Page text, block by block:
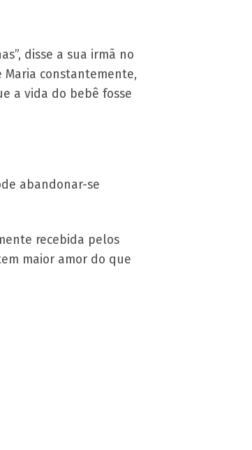
disse a sua irmã no
Maria constantemente,
a vida do bebê fosse
abandonar-se
recebida pelos
maior amor do que